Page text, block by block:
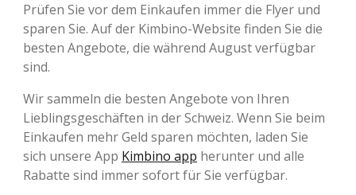
Prüfen Sie vor dem Einkaufen immer die Flyer und
sparen Sie. Auf der Kimbino-Website finden Sie die
besten Angebote, die während August verfügbar
sind.
Wir sammeln die besten Angebote von Ihren
Lieblingsgeschäften in der Schweiz. Wenn Sie beim
Einkaufen mehr Geld sparen möchten, laden Sie
sich unsere App Kimbino app herunter und alle
Rabatte sind immer sofort für Sie verfügbar.